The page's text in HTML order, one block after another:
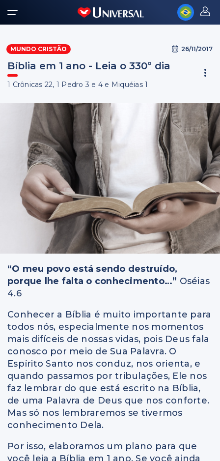
MUNDO CRISTÃO 26/11/2017
Bíblia em 1 ano - Leia o 330º dia
1 Crônicas 22, 1 Pedro 3 e 4 e Miquéias 1
“O meu povo está sendo destruído,
porque lhe falta o conhecimento…” Oséias
4.6
Conhecer a Bíblia é muito importante para
todos nós, especialmente nos momentos
mais difíceis de nossas vidas, pois Deus fala
conosco por meio de Sua Palavra. O
Espírito Santo nos conduz, nos orienta, e
quando passamos por tribulações, Ele nos
faz lembrar do que está escrito na Bíblia,
de uma Palavra de Deus que nos conforte.
Mas só nos lembraremos se tivermos
conhecimento Dela.
Por isso, elaboramos um plano para que
você leia a Bíblia em 1 ano. Se você ainda